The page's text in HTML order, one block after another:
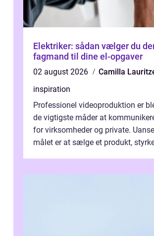
Elektriker: sådan vælger du
fagmand til dine el-opgaver
02 august 2026
Camilla
inspiration
Professionel videoproduktion er
de vigtigste måder at
for virksomheder og private.
målet er at sælge et produkt,